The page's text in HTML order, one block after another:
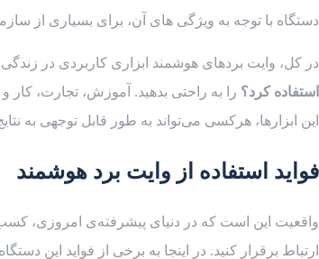
دستگاه با توجه به ویژگی‌ های آن، برای بسیاری از
در کل، وایت بردهای هوشمند ابزاری کاربردی در
استفاده کرد؟ را به راحتی بدهید. آموزش، تجارت، کار و
این ابزارها، هرکسی می‌تواند به‌ طور قابل توجهی به
فواید استفاده از وایت برد هوشمند
واقعیت این است که در دنیای پیشرفته‌ی امروزی، کسب و
ارتباط برقرار کنید. در اینجا به برخی از فواید این